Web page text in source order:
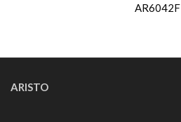
AR6042F
ARISTO